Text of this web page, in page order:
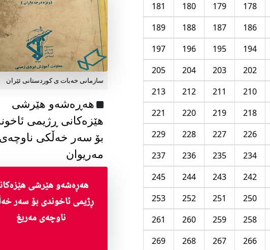
178
179
180
181
186
187
188
189
194
195
196
197
202
203
204
205
210
211
212
213
218
219
220
221
226
227
228
229
234
235
236
237
242
243
244
245
250
251
252
253
258
259
260
261
266
267
268
269
سازمانی خەبات ی كوردستانی ئێران
هەڕەشەو هێرشی
هێزەکانی ڕژیمی
بۆ سەر خەڵکی
مەریوان